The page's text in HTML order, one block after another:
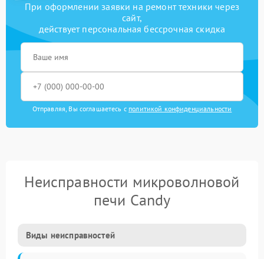
При оформлении заявки на ремонт техники через
сайт,
действует персональная бессрочная скидка
Отправляя, Вы соглашаетесь с политикой конфиденциальности
Неисправности микроволновой
печи Candy
Виды неисправностей